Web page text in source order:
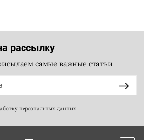
рассылку
самые важные статьи
персональных данных